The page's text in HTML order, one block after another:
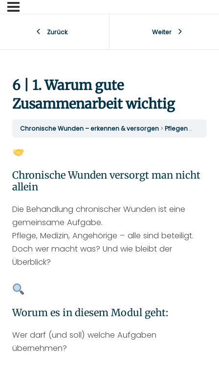
Zurück Weiter
6 | 1. Warum gute
Zusammenarbeit wichtig
Chronische Wunden – erkennen & versorgen Pflegen im Team – Verantwortung gut verteilen
Chronische Wunden versorgt man nicht
allein
Die Behandlung chronischer Wunden ist eine
gemeinsame Aufgabe.
Pflege, Medizin, Angehörige – alle sind beteiligt.
Doch wer macht was? Und wie bleibt der
Überblick?
Worum es in diesem Modul geht:
Wer darf (und soll) welche Aufgaben
übernehmen?